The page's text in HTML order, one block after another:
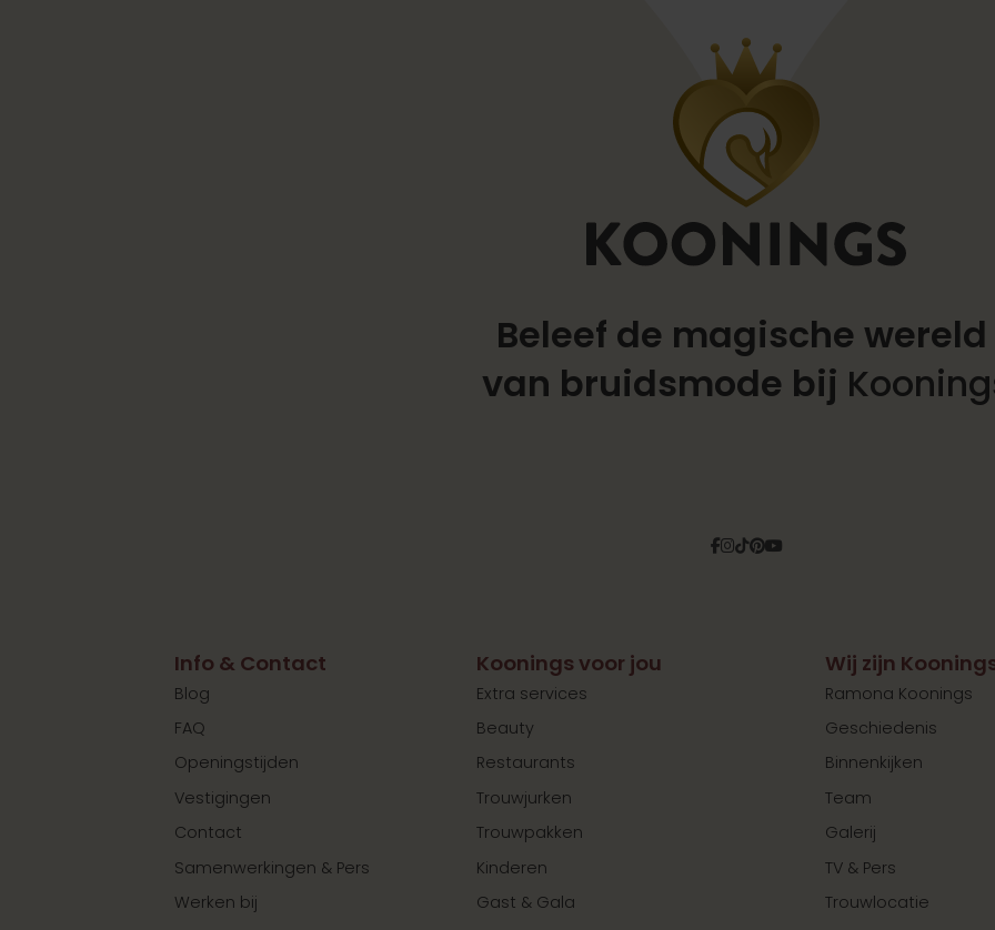
Beleef de magische wereld
van bruidsmode bij
Facebook
Instagram
Tiktok
Pinterest
YouTube
Info & Contact
Blog
FAQ
Openingstijden
Vestigingen
Contact
Samenwerkingen & Pers
Werken bij
Koonings voor jou
Extra services
Beauty
Restaurants
Trouwjurken
Trouwpakken
Kinderen
Gast & Gala
Wij zijn
Ramona Koonings
Geschiedenis
Binnenkijken
Team
Galerij
TV & Pers
Trouwlocatie